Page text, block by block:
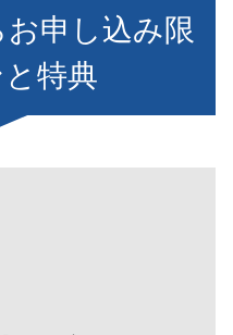
申し込み限
特典